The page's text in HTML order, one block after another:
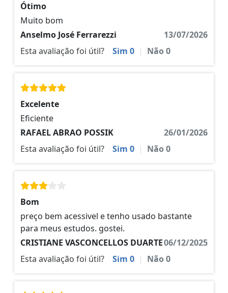
Ótimo
Muito bom
Anselmo José Ferrarezzi
13/07/2026
Esta avaliação foi útil?
Sim 0 | Não0
Excelente
Eficiente
RAFAEL ABRAO POSSIK
26/01/2026
Esta avaliação foi útil?
Sim 0 | Não0
Bom
preço bem acessivel e tenho usado bastante
para meus estudos. gostei.
CRISTIANE VASCONCELLOS DUARTE06/12/2025
Esta avaliação foi útil?
Sim 0 | Não0